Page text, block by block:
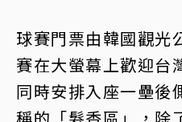
球賽門票由韓國觀光
賽在大螢幕上歡迎台
同時安排入座一壘後
稱的「髮香區」，除